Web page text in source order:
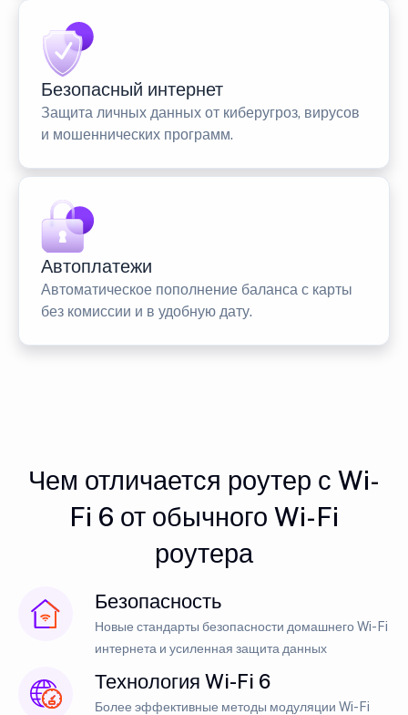
Безопасный интернет
Защита личных данных от киберугроз, вирусов
и мошеннических программ.
Автоплатежи
Автоматическое пополнение баланса с карты
без комиссии и в удобную дату.
Чем отличается роутер с Wi-
Fi 6 от обычного Wi-Fi
роутера
Безопасность
Новые стандарты безопасности домашнего Wi-Fi
интернета и усиленная защита данных
Технология Wi-Fi 6
Более эффективные методы модуляции Wi-Fi